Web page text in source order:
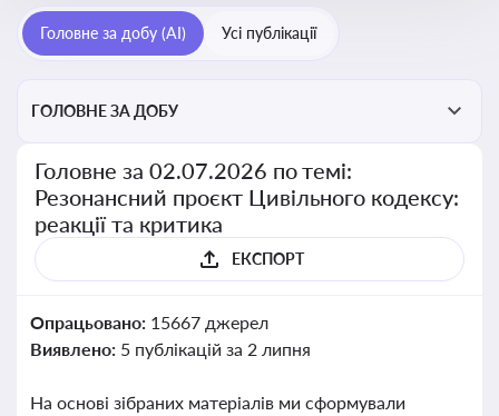
договірних відносин та правового статусу учасників
цивільних правовідносин
Головне за добу (AI) Усі публікації
ГОЛОВНЕ ЗА ДОБУ
Головне за 02.07.2026 по темі:
Резонансний проєкт Цивільного кодексу:
реакції та критика
ЕКСПОРТ
Опрацьовано: 15667 джерел
Виявлено: 5 публікацій за 2 липня
На основі зібраних матеріалів ми сформували